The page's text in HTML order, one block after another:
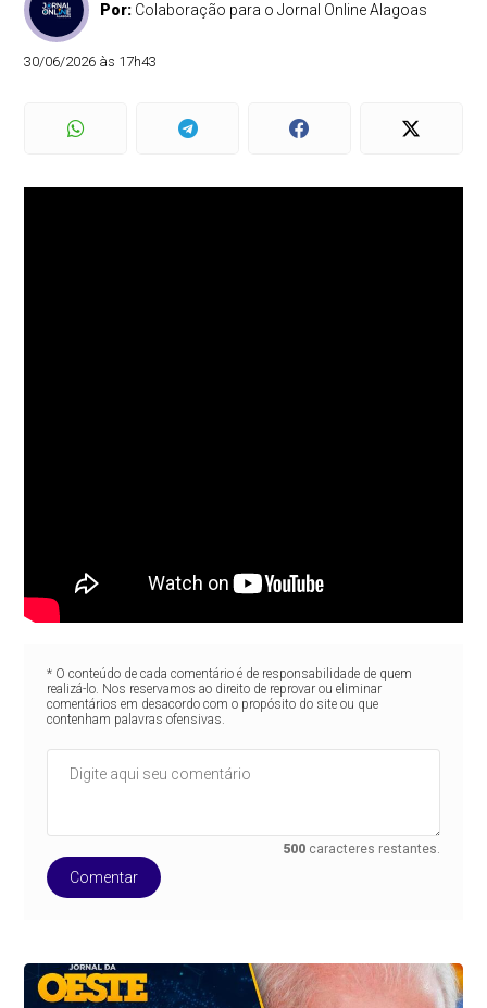
Por: Colaboração para o Jornal Online Alagoas
30/06/2026 às 17h43
* O conteúdo de cada comentário é de responsabilidade de quem
realizá-lo. Nos reservamos ao direito de reprovar ou eliminar
comentários em desacordo com o propósito do site ou que
contenham palavras ofensivas.
500 caracteres restantes.
Comentar